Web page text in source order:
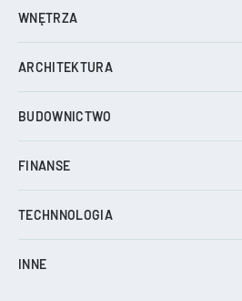
WNĘTRZA
ARCHITEKTURA
BUDOWNICTWO
FINANSE
TECHNNOLOGIA
INNE